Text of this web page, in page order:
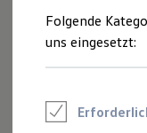
ONE
Fahrzeuge
Folgende
uns eingesetzt: